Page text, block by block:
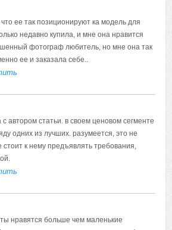
ее так позиционируют ка модель для
недавно купила, и мне она нравится
фотограф любитель, но мне она так
ее и заказала себе..
автором статьи. в своем ценовом сегменте
одних из лучших. разумеется, это не
стоит к нему предъявлять требования,
нравятся больше чем маленькие